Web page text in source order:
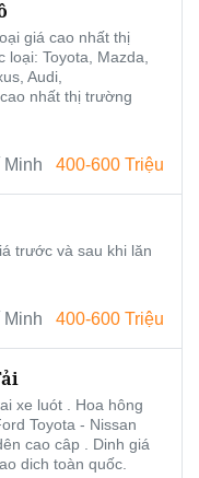
giá cao nhất thị
Toyota, Mazda,
Audi,
nhất thị trường
Minh 400-600 Triệu
trước và sau khi lăn
Minh 400-600 Triệu
xe luót . Hoa hông
Toyota - Nissan
cao câp . Dinh giá
dich toàn quốc.